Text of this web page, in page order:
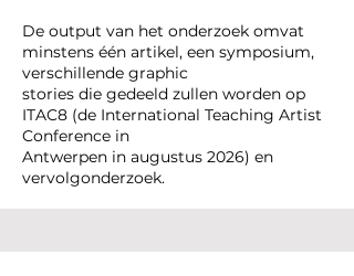
De output van het onderzoek omvat
minstens één artikel, een symposium,
verschillende graphic
stories die gedeeld zullen worden op
ITAC8 (de International Teaching Artist
Conference in
Antwerpen in augustus 2026) en
vervolgonderzoek.